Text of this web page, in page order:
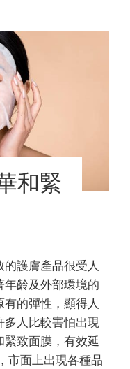
和緊
護膚產品很受人
齡及外部環境的
的彈性，顯得人
人比較害怕出現
致面膜，有效延
市面上出現各種品